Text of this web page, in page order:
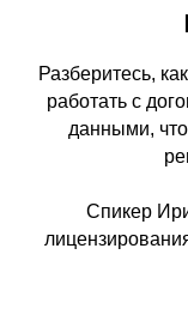
Разберитесь,
работать с
данными,
Спикер